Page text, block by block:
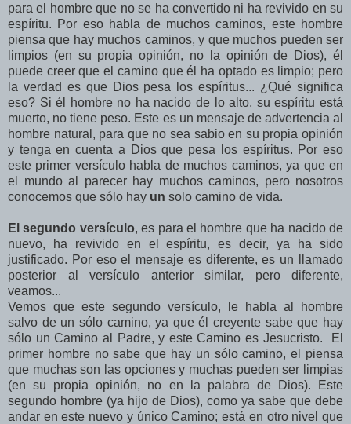
para el hombre que no se ha convertido ni ha revivido en su
espíritu. Por eso habla de muchos caminos, este hombre
piensa que hay muchos caminos, y que muchos pueden ser
limpios (en su propia opinión, no la opinión de Dios), él
puede creer que el camino que él ha optado es limpio; pero
la verdad es que Dios pesa los espíritus... ¿Qué significa
eso? Si él hombre no ha nacido de lo alto, su espíritu está
muerto, no tiene peso. Este es un mensaje de advertencia al
hombre natural, para que no sea sabio en su propia opinión
y tenga en cuenta a Dios que pesa los espíritus. Por eso
este primer versículo habla de muchos caminos, ya que en
el mundo al parecer hay muchos caminos, pero nosotros
conocemos que sólo hay un solo camino de vida.
El segundo versículo, es para el hombre que ha nacido de
nuevo, ha revivido en el espíritu, es decir, ya ha sido
justificado. Por eso el mensaje es diferente, es un llamado
posterior al versículo anterior similar, pero diferente,
veamos...
Vemos que este segundo versículo, le habla al hombre
salvo de un sólo camino, ya que él creyente sabe que hay
sólo un Camino al Padre, y este Camino es Jesucristo. El
primer hombre no sabe que hay un sólo camino, el piensa
que muchas son las opciones y muchas pueden ser limpias
(en su propia opinión, no en la palabra de Dios). Este
segundo hombre (ya hijo de Dios), como ya sabe que debe
andar en este nuevo y único Camino; está en otro nivel que